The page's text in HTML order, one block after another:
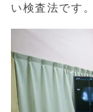
い検査法です。